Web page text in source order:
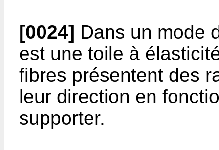
[0024] Dans un mode
est une toile à
fibres présentent des
leur direction en
supporter.